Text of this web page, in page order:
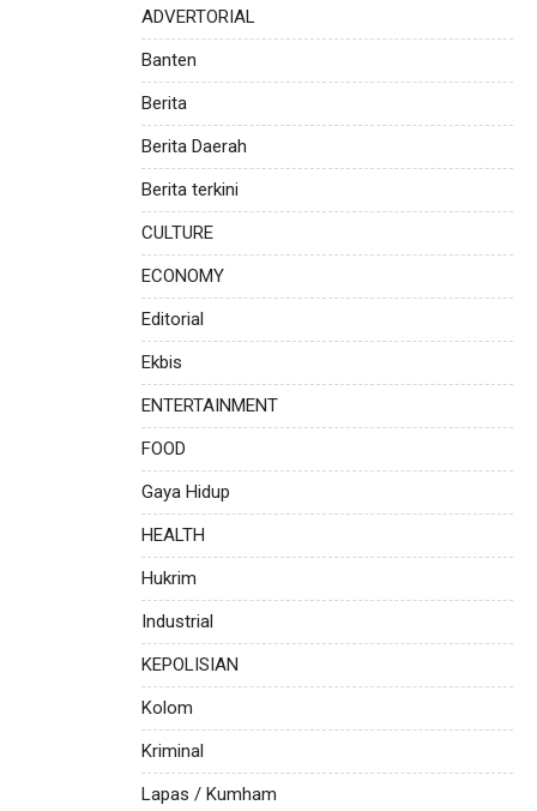
ADVERTORIAL
Banten
Berita
Berita Daerah
Berita terkini
CULTURE
ECONOMY
Editorial
Ekbis
ENTERTAINMENT
FOOD
Gaya Hidup
HEALTH
Hukrim
Industrial
KEPOLISIAN
Kolom
Kriminal
Lapas / Kumham